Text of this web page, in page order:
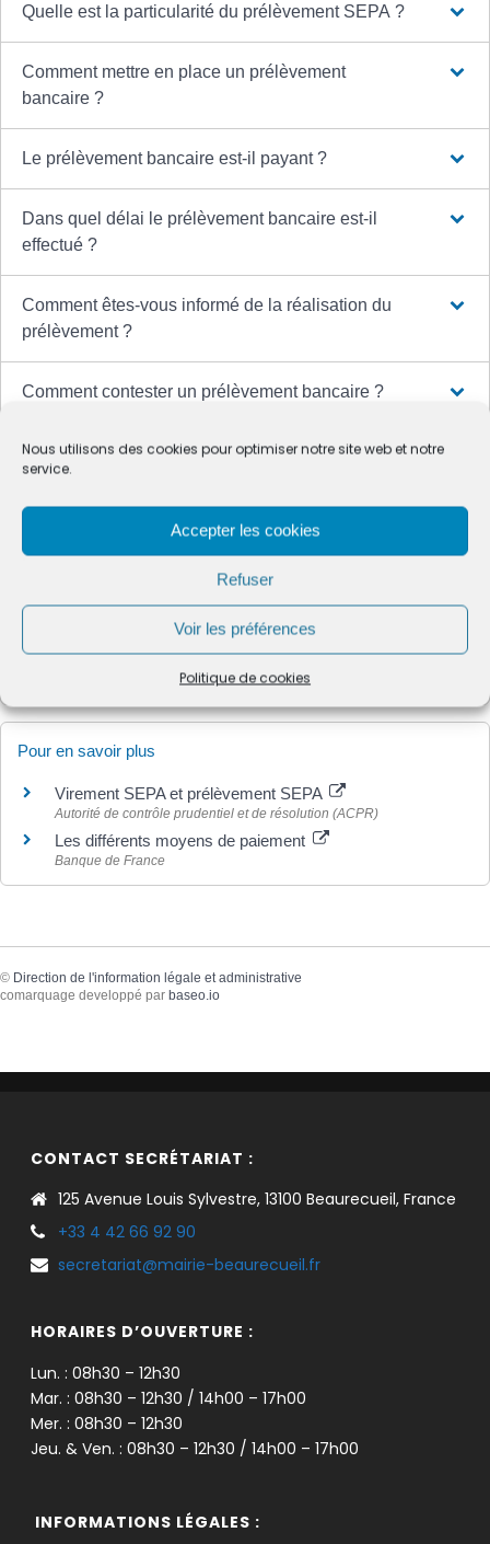
Nous utilisons des cookies pour optimiser notre site web et notre
service.
Accepter les cookies
Refuser
Voir les préférences
Politique de cookies
Quelle est la particularité du prélèvement SEPA ?
Comment mettre en place un prélèvement
bancaire ?
Le prélèvement bancaire est-il payant ?
Dans quel délai le prélèvement bancaire est-il
effectué ?
Comment êtes-vous informé de la réalisation du
prélèvement ?
Comment contester un prélèvement bancaire ?
Que faire en cas de rejet d'un prélèvement
bancaire ?
Services en ligne et formulaires
Pour en savoir plus
Virement SEPA et prélèvement SEPA
Autorité de contrôle prudentiel et de résolution (ACPR)
Les différents moyens de paiement
Banque de France
© Direction de l'information légale et administrative
comarquage developpé par baseo.io
CONTACT SECRÉTARIAT :
125 Avenue Louis Sylvestre, 13100 Beaurecueil, France
+33 4 42 66 92 90
secretariat@mairie-beaurecueil.fr
HORAIRES D’OUVERTURE :
Lun. : 08h30 – 12h30
Mar. : 08h30 – 12h30 / 14h00 – 17h00
Mer. : 08h30 – 12h30
Jeu. & Ven. : 08h30 – 12h30 / 14h00 – 17h00
INFORMATIONS LÉGALES :